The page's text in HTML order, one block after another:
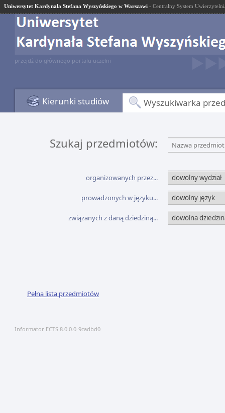
Uniwersytet Kardynała Stefana Wyszyńskiego w Warszawi - Centralny System
przejdź do głównego portalu uczelni
Kierunki studiów Wyszukiwarka
Szukaj przedmiotów: Nazwa
organizowanych przez...
prowadzonych w języku...
związanych z daną dziedziną...
Pełna lista przedmiotów
Informator ECTS 8.0.0.0-9cadbd0